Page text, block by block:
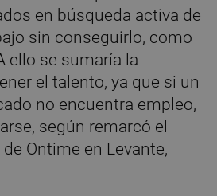
en búsqueda activa de
sin conseguirlo, como
ello se sumaría la
el talento, ya que si un
no encuentra empleo,
según remarcó el
Ontime en Levante,